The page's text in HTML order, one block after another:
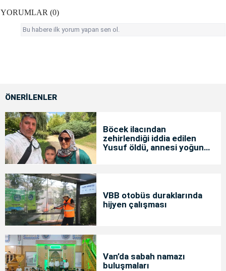
YORUMLAR (0)
Bu habere ilk yorum yapan sen ol.
ÖNERİLENLER
Böcek ilacından
zehirlendiği iddia edilen
Yusuf öldü, annesi yoğun
VBB otobüs duraklarında
hijyen çalışması
Van’da sabah namazı
buluşmaları